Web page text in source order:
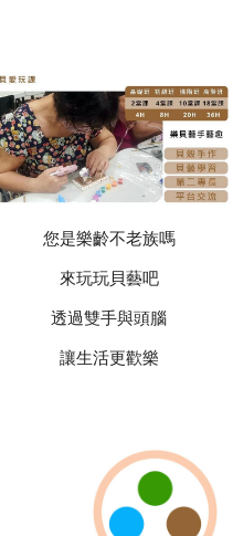
您是樂齡不老族嗎
來玩玩貝藝吧
透過雙手與頭腦
讓生活更歡樂